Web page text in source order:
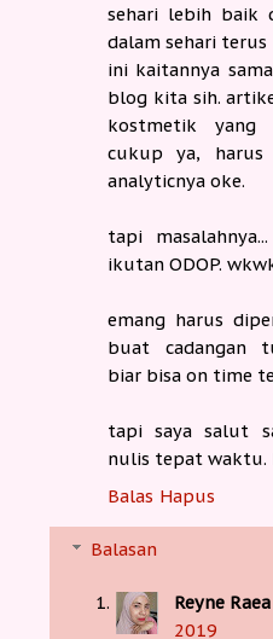
sehari lebih baik
dalam sehari
ini kaitannya
blog kita sih.
kostmetik yang
cukup ya,
analyticnya oke.
tapi
ikutan ODOP.
emang harus
buat cadangan
biar bisa on time
tapi saya salut
nulis tepat waktu.
Balas Hapus
Balasan
Reyne Raea
2019